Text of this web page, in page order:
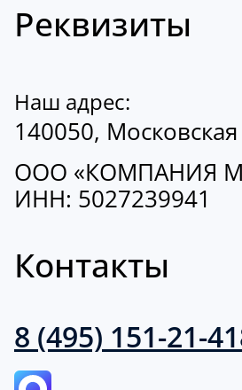
Реквизиты
Наш адрес:
140050,
ООО «КОМПАНИЯ
ИНН: 5027239941
Контакты
8 (495) 151-21-41